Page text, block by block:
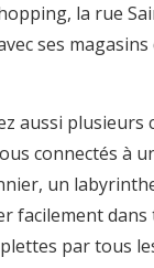
la rue
ses
aussi plusieurs
connectés à
un
facilement
par tous